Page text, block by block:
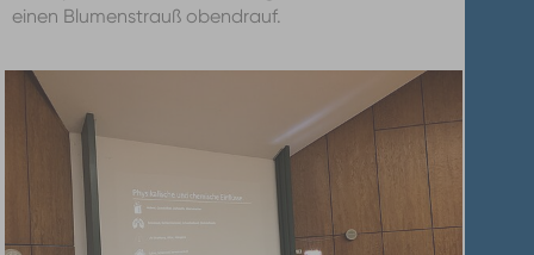
einen Blumenstrauß obendrauf.